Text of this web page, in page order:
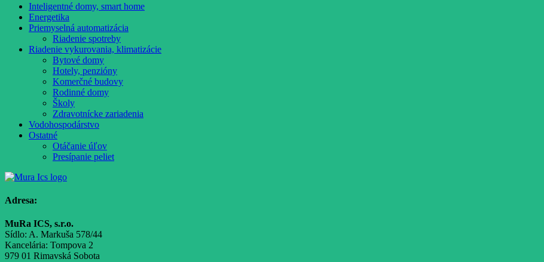
Inteligentné domy, smart home
Energetika
Priemyselná automatizácia
Riadenie spotreby
Riadenie vykurovania, klimatizácie
Bytové domy
Hotely, penzióny
Komerčné budovy
Rodinné domy
Školy
Zdravotnícke zariadenia
Vodohospodárstvo
Ostatné
Otáčanie úľov
Presípanie peliet
Adresa:
MuRa ICS, s.r.o.
Sídlo: A. Markuša 578/44
Kancelária: Tompova 2
979 01 Rimavská Sobota